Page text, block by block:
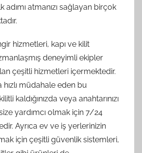
adımı atmanızı sağlayan birçok
hizmetleri, kapı ve kilit
deneyimli ekipler
çeşitli hizmetleri içermektedir.
müdahale eden bu
kaldığınızda veya anahtarınızı
yardımcı olmak için 7/24
Ayrıca ev ve iş yerlerinizin
için çeşitli güvenlik sistemleri,